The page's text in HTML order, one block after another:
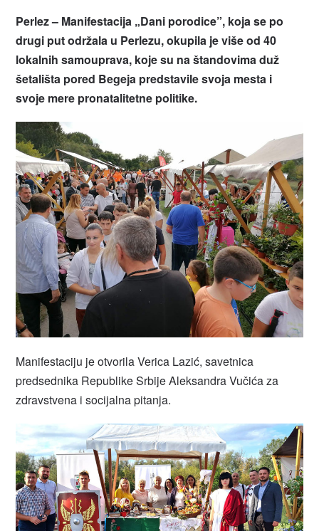
Perlez – Manifestacija „Dani porodice”, koja se po
drugi put održala u Perlezu, okupila je više od 40
lokalnih samouprava, koje su na štandovima duž
šetališta pored Begeja predstavile svoja mesta i
svoje mere pronatalitetne politike.
Manifestaciju je otvorila Verica Lazić, savetnica
predsednika Republike Srbije Aleksandra Vučića za
zdravstvena i socijalna pitanja.